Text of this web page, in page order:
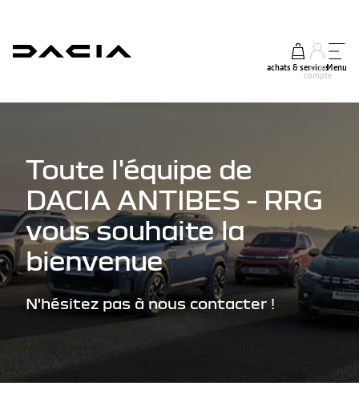
achats & services
mon
compte
Menu
Toute l'équipe de
DACIA ANTIBES - RRG
vous souhaite la
bienvenue
N'hésitez pas à nous contacter !